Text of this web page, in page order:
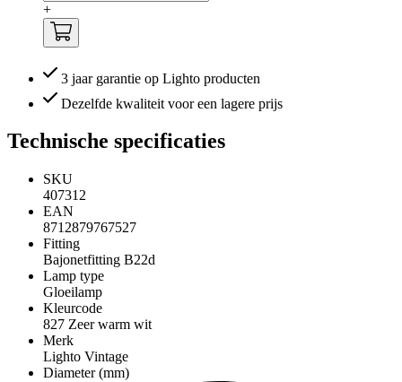
+
3 jaar garantie op Lighto producten
Dezelfde kwaliteit voor een lagere prijs
Technische specificaties
SKU
407312
EAN
8712879767527
Fitting
Bajonetfitting B22d
Lamp type
Gloeilamp
Kleurcode
827 Zeer warm wit
Merk
Lighto Vintage
Diameter (mm)